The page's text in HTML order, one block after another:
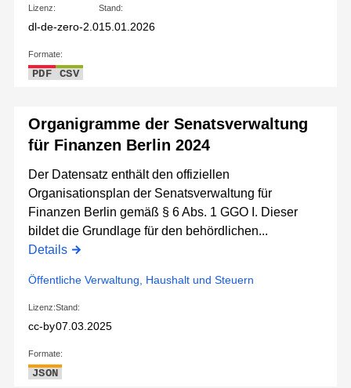
Lizenz:
dl-de-zero-2.0
Stand:
15.01.2026
Formate:
PDF CSV
Organigramme der Senatsverwaltung
für Finanzen Berlin 2024
Der Datensatz enthält den offiziellen
Organisationsplan der Senatsverwaltung für
Finanzen Berlin gemäß § 6 Abs. 1 GGO I. Dieser
bildet die Grundlage für den behördlichen...
Details
Öffentliche Verwaltung, Haushalt und Steuern
Lizenz:
cc-by
Stand:
07.03.2025
Formate:
JSON